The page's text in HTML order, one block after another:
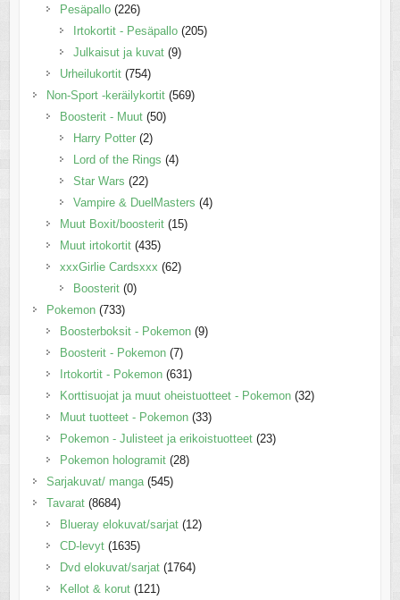
Pesäpallo (226)
Irtokortit - Pesäpallo (205)
Julkaisut ja kuvat (9)
Urheilukortit (754)
Non-Sport -keräilykortit (569)
Boosterit - Muut (50)
Harry Potter (2)
Lord of the Rings (4)
Star Wars (22)
Vampire & DuelMasters (4)
Muut Boxit/boosterit (15)
Muut irtokortit (435)
xxxGirlie Cardsxxx (62)
Boosterit (0)
Pokemon (733)
Boosterboksit - Pokemon (9)
Boosterit - Pokemon (7)
Irtokortit - Pokemon (631)
Korttisuojat ja muut oheistuotteet - Pokemon (32)
Muut tuotteet - Pokemon (33)
Pokemon - Julisteet ja erikoistuotteet (23)
Pokemon hologramit (28)
Sarjakuvat/ manga (545)
Tavarat (8684)
Blueray elokuvat/sarjat (12)
CD-levyt (1635)
Dvd elokuvat/sarjat (1764)
Kellot & korut (121)